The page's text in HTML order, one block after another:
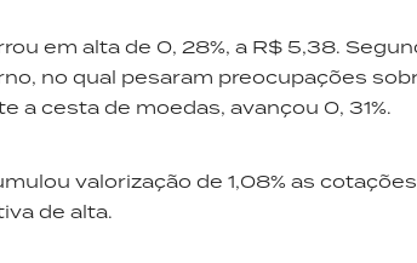
em alta de 0, 28%, a R$ 5,38.
no qual pesaram preocupações
a cesta de moedas, avançou 0, 31%.
valorização de 1,08% as
de alta.